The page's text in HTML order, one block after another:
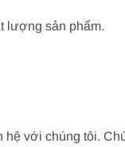
lượng sản phẩm.
hệ với chúng tôi.